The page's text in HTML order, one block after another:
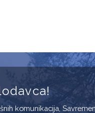
komunikacija,